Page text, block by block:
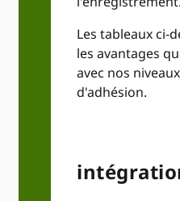
Les tableaux ci-
les avantages
avec nos
d'adhésion.